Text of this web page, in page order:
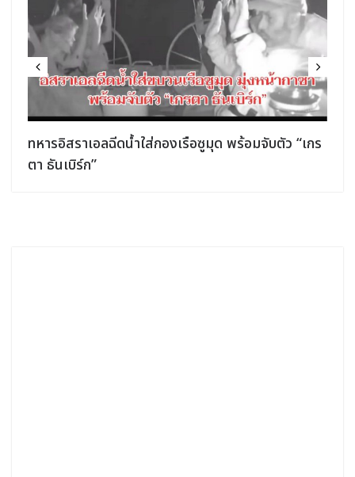
ทหารอิสราเอลฉีดน้ำใส่กองเรือซูมุด พร้อมจับตัว “เกร
ตา ธันเบิร์ก”